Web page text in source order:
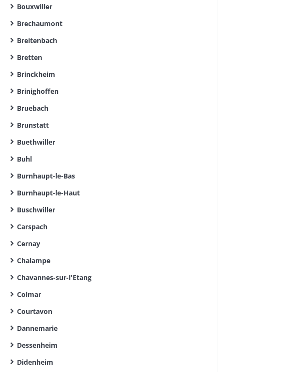
Bouxwiller
Brechaumont
Breitenbach
Bretten
Brinckheim
Brinighoffen
Bruebach
Brunstatt
Buethwiller
Buhl
Burnhaupt-le-Bas
Burnhaupt-le-Haut
Buschwiller
Carspach
Cernay
Chalampe
Chavannes-sur-l'Etang
Colmar
Courtavon
Dannemarie
Dessenheim
Didenheim